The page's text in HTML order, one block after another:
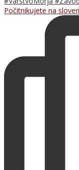
Počitnikujete na